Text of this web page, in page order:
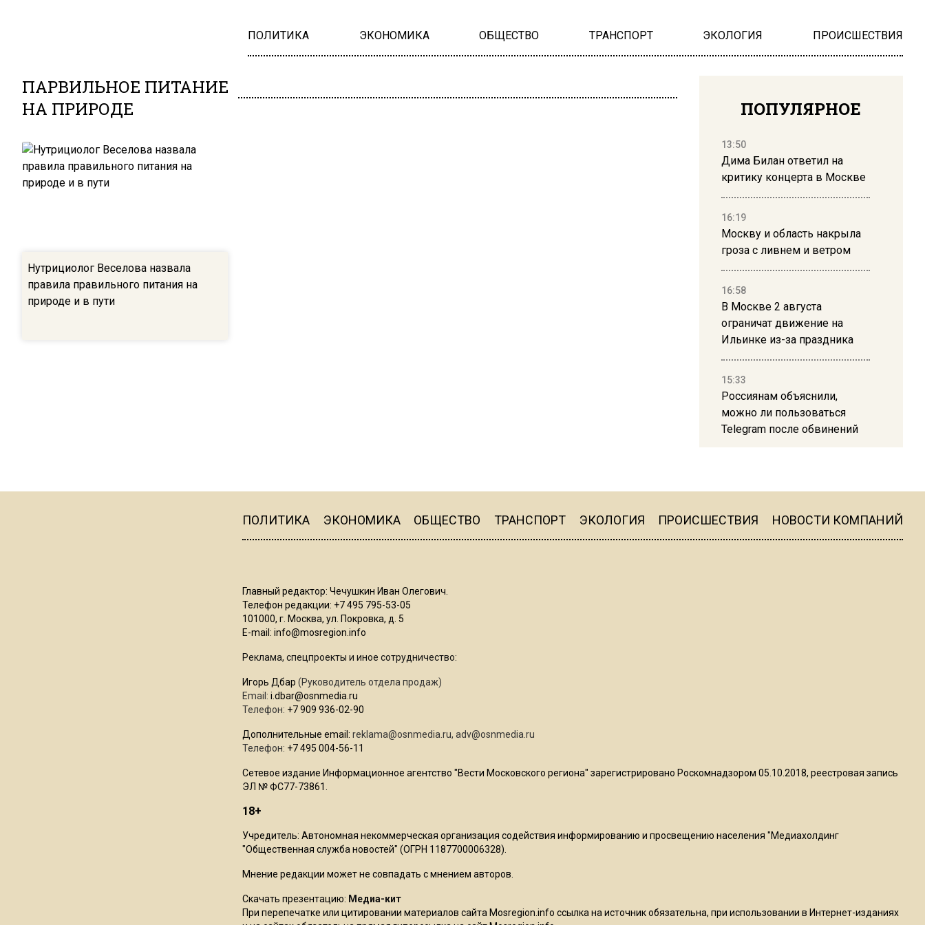
ПОЛИТИКА ЭКОНОМИКА ОБЩЕСТВО ТРАНСПОРТ ЭКОЛОГИЯ ПРОИСШЕСТВИЯ
ПАРВИЛЬНОЕ ПИТАНИЕ
НА ПРИРОДЕ
Нутрициолог Веселова назвала
правила правильного питания на
природе и в пути
ПОПУЛЯРНОЕ
13:50
Дима Билан ответил на
критику концерта в Москве
16:19
Москву и область накрыла
гроза с ливнем и ветром
16:58
В Москве 2 августа
ограничат движение на
Ильинке из-за праздника
15:33
Россиянам объяснили,
можно ли пользоваться
Telegram после обвинений
литров дождя на
В Подмосковье прекратили
цехах
ПОЛИТИКА ЭКОНОМИКА ОБЩЕСТВО ТРАНСПОРТ ЭКОЛОГИЯ ПРОИСШЕСТВИЯ НОВОСТИ КОМПАНИЙ
Главный редактор: Чечушкин Иван Олегович.
Телефон редакции: +7 495 795-53-05
101000, г. Москва, ул. Покровка, д. 5
E-mail: info@mosregion.info
Реклама, спецпроекты и иное сотрудничество:
Игорь Дбар (Руководитель отдела продаж)
Email: i.dbar@osnmedia.ru
Телефон: +7 909 936-02-90
Дополнительные email: reklama@osnmedia.ru, adv@osnmedia.ru
Телефон: +7 495 004-56-11
Сетевое издание Информационное агентство "Вести Московского региона" зарегистрировано Роскомнадзором 05.10.2018, реестровая запись
ЭЛ № ФС77-73861.
18+
Учредитель: Автономная некоммерческая организация содействия информированию и просвещению населения "Медиахолдинг
"Общественная служба новостей" (ОГРН 1187700006328).
Мнение редакции может не совпадать с мнением авторов.
Скачать презентацию: Медиа-кит
При перепечатке или цитировании материалов сайта Mosregion.info ссылка на источник обязательна, при использовании в Интернет-изданиях